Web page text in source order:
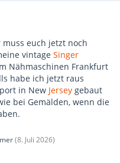
euch jetzt noch
vintage Singer
Nähmaschinen Frankfurt
habe ich jetzt raus
in New Jersey gebaut
bei Gemälden, wenn die
(8. Juli 2026)